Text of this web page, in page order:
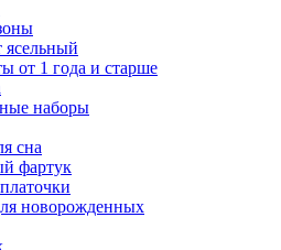
ясельный
от 1 года и старше
наборы
сна
фартук
новорожденных